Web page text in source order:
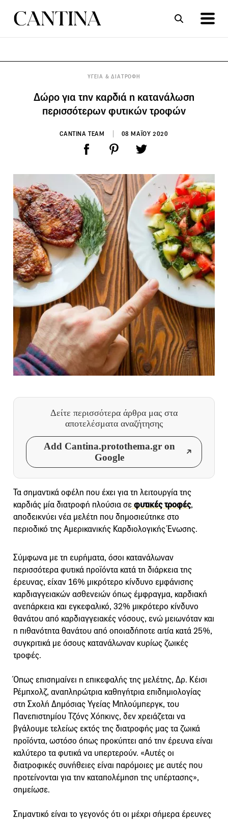
ΥΓΕΙΑ & ΔΙΑΤΡΟΦΗ
Δώρο για την καρδιά η κατανάλωση
περισσότερων φυτικών τροφών
CANTINA TEAM 08 ΜΑΪΟΥ 2020
Δείτε περισσότερα άρθρα μας στα
αποτελέσματα αναζήτησης
Add Cantina.protothema.gr on
Google
Τα σημαντικά οφέλη που έχει για τη λειτουργία της
καρδιάς μία διατροφή πλούσια σεφυτικές τροφές,
αποδεικνύει νέα μελέτη που δημοσιεύτηκε στο
περιοδικό της Αμερικανικής Καρδιολογικής Ένωσης.
Σύμφωνα με τη ευρήματα, όσοι κατανάλωναν
περισσότερα φυτικά προϊόντα κατά τη διάρκεια της
έρευνας, είχαν 16% μικρότερο κίνδυνο εμφάνισης
καρδιαγγειακών ασθενειών όπως έμφραγμα, καρδιακή
ανεπάρκεια και εγκεφαλικό, 32% μικρότερο κίνδυνο
θανάτου από καρδιαγγειακές νόσους, ενώ μειωνόταν και
η πιθανότητα θανάτου από οποιαδήποτε αιτία κατά 25%,
συγκριτικά με όσους κατανάλωναν κυρίως ζωικές
τροφές.
Όπως επισημαίνει η επικεφαλής της μελέτης, Δρ. Κέισι
Ρέμπχολζ, αναπληρώτρια καθηγήτρια επιδημιολογίας
στη Σχολή Δημόσιας Υγείας Μπλούμπεργκ, του
Πανεπιστημίου Τζόνς Χόπκινς, δεν χρειάζεται να
βγάλουμε τελείως εκτός της διατροφής μας τα ζωικά
προϊόντα, ωστόσο όπως προκύπτει από την έρευνα είναι
καλύτερο τα φυτικά να υπερτερούν. «Αυτές οι
διατροφικές συνήθειες είναι παρόμοιες με αυτές που
προτείνονται για την καταπολέμηση της υπέρτασης»,
σημείωσε.
Σημαντικό είναι το γεγονός ότι οι μέχρι σήμερα έρευνες